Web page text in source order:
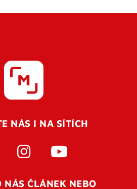
NÁS I NA SÍTÍCH
NÁS ČLÁNEK NEBO